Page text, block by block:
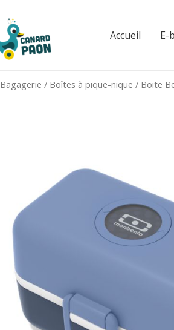
Accueil E-
Bagagerie / Boîtes à pique-nique / Boite